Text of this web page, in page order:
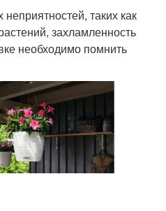
таких как
захламленность
необходимо помнить